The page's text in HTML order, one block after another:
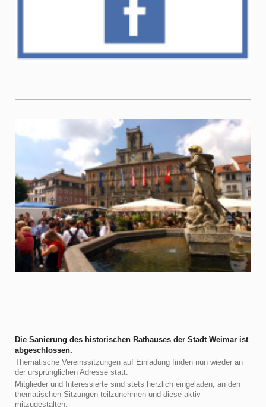
Die Sanierung des historischen Rathauses der Stadt Weimar ist
abgeschlossen.
Thematische Vereinssitzungen auf Einladung finden nun wieder an
der ursprünglichen Adresse statt.
Mitglieder und Interessierte sind stets herzlich eingeladen, an den
thematischen Sitzungen teilzunehmen und diese aktiv
mitzugestalten.